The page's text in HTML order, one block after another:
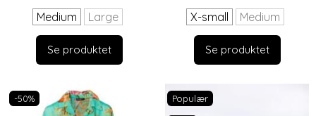
Medium
Large
Se produktet
X-small
Medium
Se produktet
-50% Populær